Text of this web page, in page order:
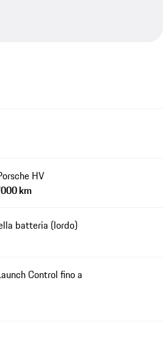
HV
km
batteria (lordo)
Control fino a